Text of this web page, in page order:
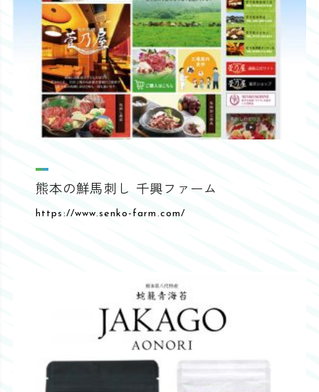
熊本の鮮馬刺し 千興ファーム
https://www.senko-farm.com/